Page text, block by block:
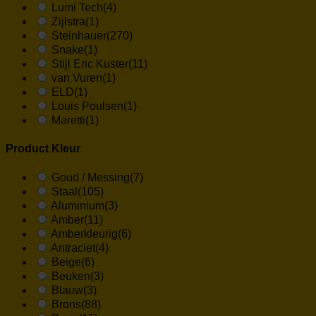
Lumi Tech(4)
Zijlstra(1)
Steinhauer(270)
Snake(1)
Stijl Eric Kuster(11)
van Vuren(1)
ELD(1)
Louis Poulsen(1)
Maretti(1)
Product Kleur
Goud / Messing(7)
Staal (105)
Aluminium(3)
Amber(11)
Amberkleurig(6)
Antraciet(4)
Beige(6)
Beuken(3)
Blauw(3)
Brons(88)